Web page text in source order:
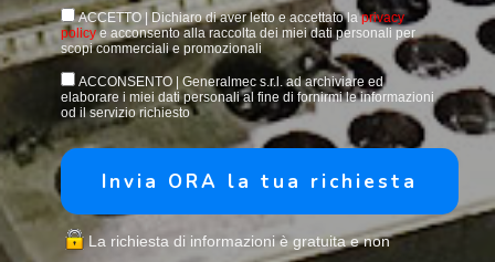
ACCETTO | Dichiaro di aver letto e accettato laprivacy
policye acconsento alla raccolta dei miei dati personali per
scopi commerciali e promozionali
ACCONSENTO | Generalmec s.r.l. ad archiviare ed
elaborare i miei dati personali al fine di fornirmi le informazioni
od il servizio richiesto
La richiesta di informazioni è gratuita e non